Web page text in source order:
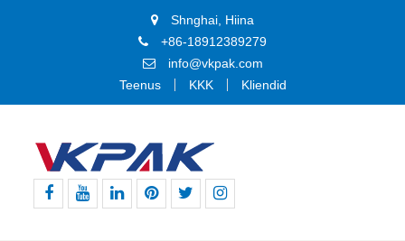
Shnghai, Hiina
+86-18912389279
info@vkpak.com
Teenus
KKK Kliendid